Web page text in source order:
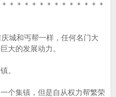
＊＊＊＊＊＊＊＊＊＊＊＊
和丐帮一样，任何名门大
大的发展动力。
。
集镇，但是自从权力帮繁荣